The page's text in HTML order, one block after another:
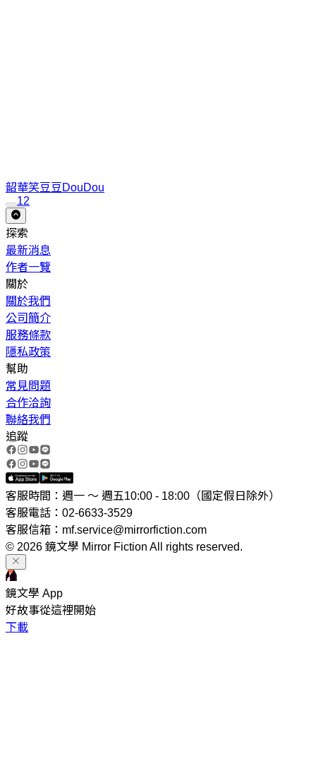
韶華笑豆豆DouDou
12
探索
最新消息
作者一覽
關於
關於我們
公司簡介
服務條款
隱私政策
幫助
常見問題
合作洽詢
聯絡我們
追蹤
客服時間：週一 ～ 週五10:00 - 18:00（國定假日除外）
客服電話：02-6633-3529
客服信箱：mf.service@mirrorfiction.com
© 2026 鏡文學 Mirror Fiction All rights reserved.
鏡文學 App
好故事從這裡開始
下載